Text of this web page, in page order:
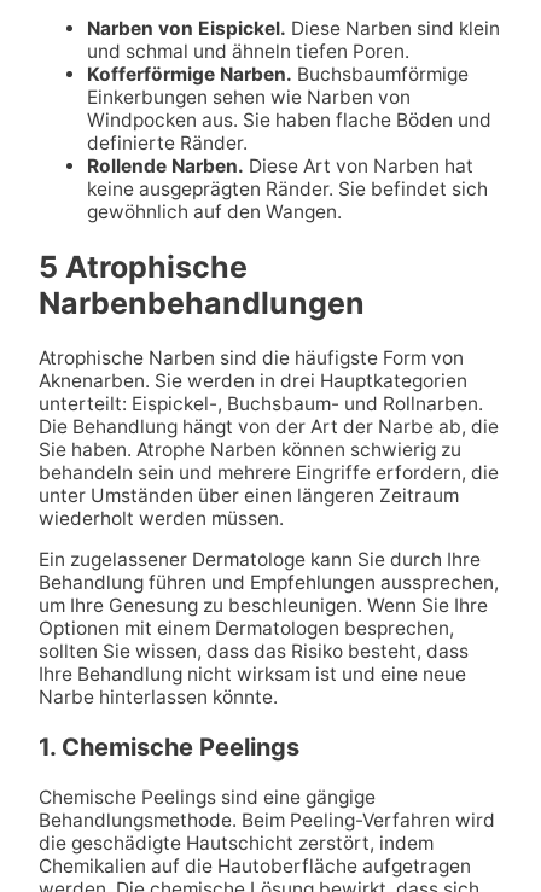
Narben von Eispickel. Diese Narben sind klein
und schmal und ähneln tiefen Poren.
Kofferförmige Narben. Buchsbaumförmige
Einkerbungen sehen wie Narben von
Windpocken aus. Sie haben flache Böden und
definierte Ränder.
Rollende Narben. Diese Art von Narben hat
keine ausgeprägten Ränder. Sie befindet sich
gewöhnlich auf den Wangen.
5 Atrophische
Narbenbehandlungen
Atrophische Narben sind die häufigste Form von
Aknenarben. Sie werden in drei Hauptkategorien
unterteilt: Eispickel-, Buchsbaum- und Rollnarben.
Die Behandlung hängt von der Art der Narbe ab, die
Sie haben. Atrophe Narben können schwierig zu
behandeln sein und mehrere Eingriffe erfordern, die
unter Umständen über einen längeren Zeitraum
wiederholt werden müssen.
Ein zugelassener Dermatologe kann Sie durch Ihre
Behandlung führen und Empfehlungen aussprechen,
um Ihre Genesung zu beschleunigen. Wenn Sie Ihre
Optionen mit einem Dermatologen besprechen,
sollten Sie wissen, dass das Risiko besteht, dass
Ihre Behandlung nicht wirksam ist und eine neue
Narbe hinterlassen könnte.
1. Chemische Peelings
Chemische Peelings sind eine gängige
Behandlungsmethode. Beim Peeling-Verfahren wird
die geschädigte Hautschicht zerstört, indem
Chemikalien auf die Hautoberfläche aufgetragen